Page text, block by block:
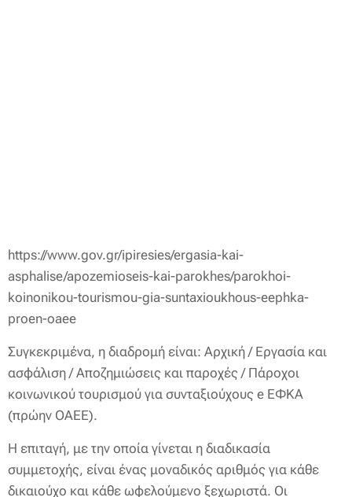
https://www.gov.gr/ipiresies/ergasia-kai-
asphalise/apozemioseis-kai-parokhes/parokhoi-
koinonikou-tourismou-gia-suntaxioukhous-eephka-
proen-oaee
Συγκεκριμένα, η διαδρομή είναι: Αρχική / Εργασία και
ασφάλιση / Αποζημιώσεις και παροχές / Πάροχοι
κοινωνικού τουρισμού για συνταξιούχους e ΕΦΚΑ
(πρώην ΟΑΕΕ).
Η επιταγή, με την οποία γίνεται η διαδικασία
συμμετοχής, είναι ένας μοναδικός αριθμός για κάθε
δικαιούχο και κάθε ωφελούμενο ξεχωριστά. Οι